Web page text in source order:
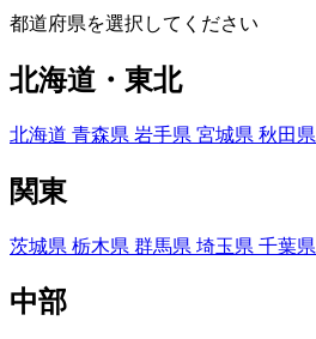
都道府県を選択してください
北海道・東北
北海道 青森県 岩手県 宮城県 秋田県
関東
茨城県 栃木県 群馬県 埼玉県 千葉県
中部